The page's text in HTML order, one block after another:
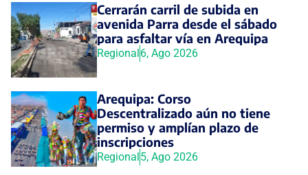
Cerrarán carril de subida en
avenida Parra desde el sábado
para asfaltar vía en Arequipa
Regional6, Ago 2026
Arequipa: Corso
Descentralizado aún no tiene
permiso y amplían plazo de
inscripciones
Regional5, Ago 2026